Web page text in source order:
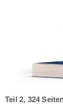
Teil 2, 324